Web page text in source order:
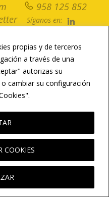
propias y de terceros
a través de una
autorizas su
cambiar su configuración
COOKIES
958 125 852
Síganos en:
/Aviso Legal/Política de
/Newsletter